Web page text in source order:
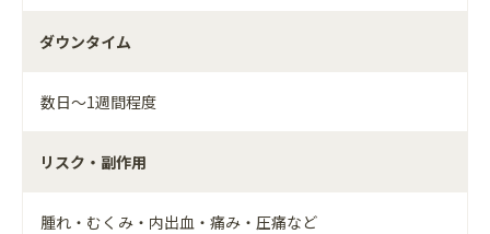
ダウンタイム
数日～1週間程度
リスク・副作用
腫れ・むくみ・内出血・痛み・圧痛など